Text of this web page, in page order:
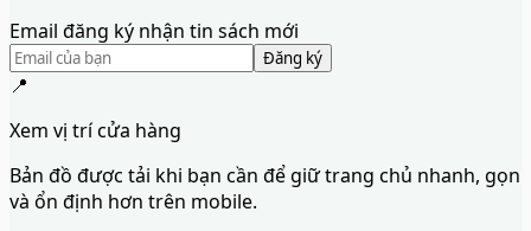
Email đăng ký nhận tin sách mới
Đăng ký
📍
Xem vị trí cửa hàng
Bản đồ được tải khi bạn cần để giữ trang chủ nhanh, gọn
và ổn định hơn trên mobile.